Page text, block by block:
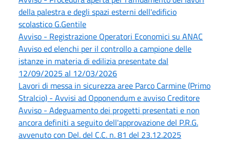
della palestra e degli spazi esterni dell'edificio
scolastico G.Gentile
Avviso - Registrazione Operatori Economici su ANAC
Avviso ed elenchi per il controllo a campione delle
istanze in materia di edilizia presentate dal
12/09/2025 al 12/03/2026
Lavori di messa in sicurezza aree Parco Carmine (Primo
Stralcio) - Avvisi ad Opponendum e avviso Creditore
Avviso - Adeguamento dei progetti presentati e non
ancora definiti a seguito dell'approvazione del P.R.G.
avvenuto con Del. del C.C. n. 81 del 23.12.2025